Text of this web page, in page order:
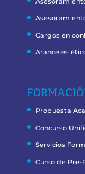
Cargos en
Aranceles
Propuesta
Concurso
Servicios
Curso de Pre-